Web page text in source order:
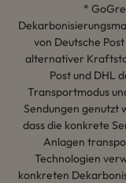
*
von Deutsche
alternativer
Post und DHL
Transportmodus
Sendungen genutzt
dass die konkrete
Anlagen
Technologien
konkreten